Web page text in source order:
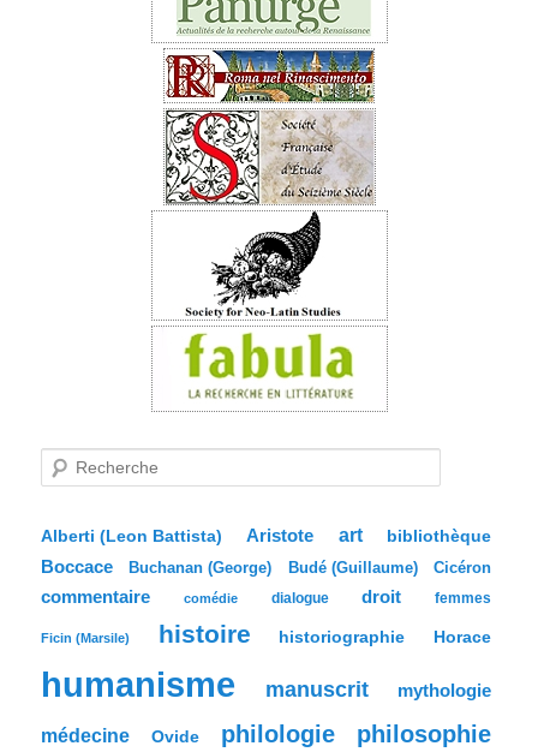
e
r
c
e
Alberti (Leon Battista) Aristote art bibliothèque
Boccace Buchanan (George) Budé (Guillaume) Cicéron
commentaire comédie dialogue droit femmes
Ficin (Marsile) histoire historiographie Horace
humanisme manuscrit mythologie
médecine Ovide philologie philosophie